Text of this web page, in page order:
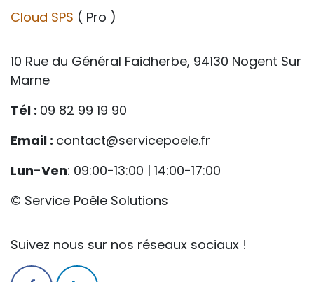
Cloud SPS ( Pro )
10 Rue du Général Faidherbe, 94130 Nogent Sur
Marne
Tél : 09 82 99 19 90
Email : contact@servicepoele.fr
Lun-Ven: 09:00-13:00 | 14:00-17:00
© Service Poêle Solutions
Suivez nous sur nos réseaux sociaux !